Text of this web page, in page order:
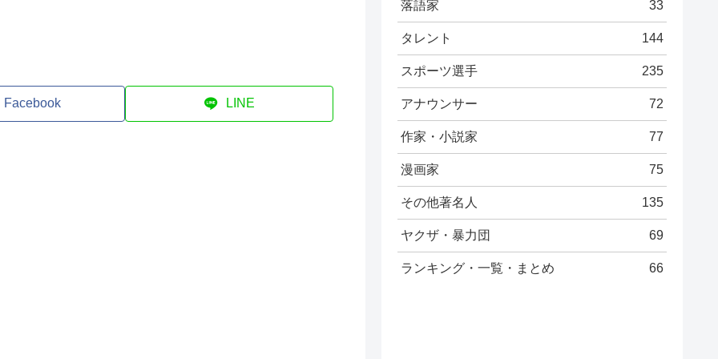
Facebook LINE
落語家 33
タレント 144
スポーツ選手 235
アナウンサー 72
作家・小説家 77
漫画家 75
その他著名人 135
ヤクザ・暴力団 69
ランキング・一覧・まとめ 66